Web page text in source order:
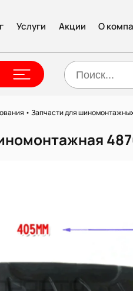
Услуги Акции О
•Запчасти для